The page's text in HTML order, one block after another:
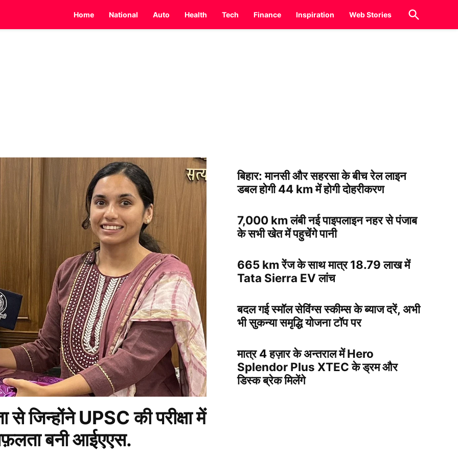
Home National Auto Health Tech Finance Inspiration Web Stories
Open
Search
से जिन्होंने UPSC की परीक्षा में
बनी आईएएस.
बिहार: मानसी और सहरसा के बीच रेल लाइन
डबल होगी 44 km में होगी दोहरीकरण
7,000 km लंबी नई पाइपलाइन नहर से पंजाब
के सभी खेत में पहुचेंगे पानी
665 km रेंज के साथ मात्र 18.79 लाख में
Tata Sierra EV लांच
बदल गई स्मॉल सेविंग्स स्कीम्स के ब्याज दरें, अभी
भी सुकन्या समृद्धि योजना टॉप पर
मात्र 4 हज़ार के अन्तराल में Hero
Splendor Plus XTEC के ड्रम और
डिस्क ब्रेक मिलेंगे